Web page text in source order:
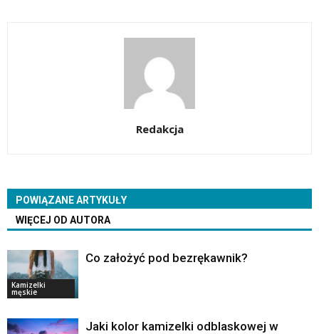
Redakcja
POWIĄZANE ARTYKUŁY
WIĘCEJ OD AUTORA
Kamizelki
męskie
Co założyć pod bezrękawnik?
Jaki kolor kamizelki odblaskowej w